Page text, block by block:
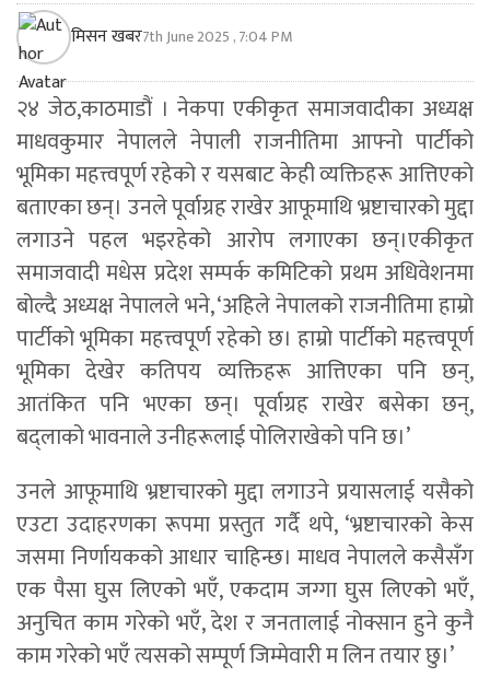
मिसन खबर7th June 2025 , 7:04 PM
२४ जेठ,काठमाडौं । नेकपा एकीकृत समाजवादीका अध्यक्ष
माधवकुमार नेपालले नेपाली राजनीतिमा आफ्नो पार्टीको
भूमिका महत्त्वपूर्ण रहेको र यसबाट केही व्यक्तिहरू आत्तिएको
बताएका छन्। उनले पूर्वाग्रह राखेर आफूमाथि भ्रष्टाचारको मुद्दा
लगाउने पहल भइरहेको आरोप लगाएका छन्।एकीकृत
समाजवादी मधेस प्रदेश सम्पर्क कमिटिको प्रथम अधिवेशनमा
बोल्दै अध्यक्ष नेपालले भने, ‘अहिले नेपालको राजनीतिमा हाम्रो
पार्टीको भूमिका महत्त्वपूर्ण रहेको छ। हाम्रो पार्टीको महत्त्वपूर्ण
भूमिका देखेर कतिपय व्यक्तिहरू आत्तिएका पनि छन्,
आतंकित पनि भएका छन्। पूर्वाग्रह राखेर बसेका छन्,
बद्लाको भावनाले उनीहरूलाई पोलिराखेको पनि छ।’
उनले आफूमाथि भ्रष्टाचारको मुद्दा लगाउने प्रयासलाई यसैको
एउटा उदाहरणका रूपमा प्रस्तुत गर्दै थपे, ‘भ्रष्टाचारको केस
जसमा निर्णायकको आधार चाहिन्छ। माधव नेपालले कसैसँग
एक पैसा घुस लिएको भएँ, एकदाम जग्गा घुस लिएको भएँ,
अनुचित काम गरेको भएँ, देश र जनतालाई नोक्सान हुने कुनै
काम गरेको भएँ त्यसको सम्पूर्ण जिम्मेवारी म लिन तयार छु।’